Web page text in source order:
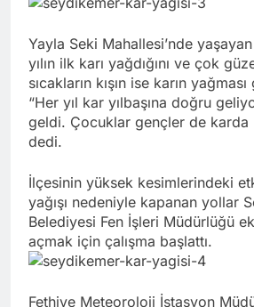
Yayla Seki Mahallesi’nde
yılın ilk karı yağdığını ve çok
sıcakların kışın ise karın
“Her yıl kar yılbaşına doğru
geldi. Çocuklar gençler de karda
dedi.
İlçesinin yüksek kesimlerindeki
yağışı nedeniyle kapanan yollar
Belediyesi Fen İşleri Müdürlüğü
açmak için çalışma başlattı.
Fethiye Meteoroloji İstasyon